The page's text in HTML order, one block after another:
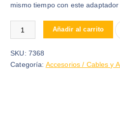
mismo tiempo con este
ADAPTADOR LIGHTNING A
Añadir al carrito
SKU: 7368
Categoría: Accesorios / Cables y